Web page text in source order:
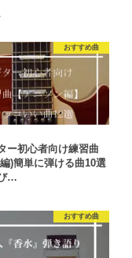
おすすめ曲
ー初心者向け練習曲
)簡単に弾ける曲10選
…
おすすめ曲